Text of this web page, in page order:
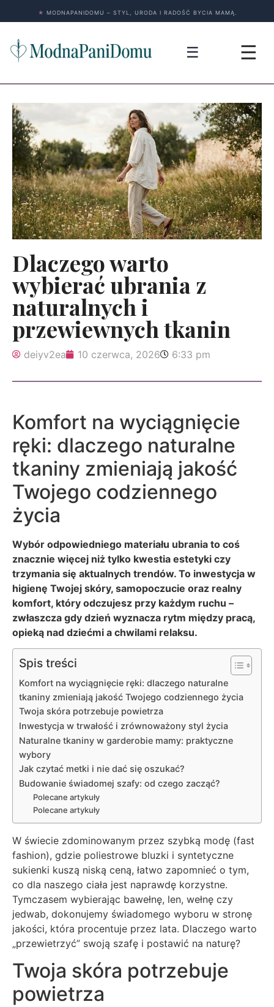
★ MODNAPANIDOMU – STYL, URODA I RADOŚĆ BYCIA MAMĄ.
☰ ☰
Dlaczego warto
wybierać ubrania z
naturalnych i
przewiewnych tkanin
deiyv2ea 10 czerwca, 2026 6:33 pm
Komfort na wyciągnięcie
ręki: dlaczego naturalne
tkaniny zmieniają jakość
Twojego codziennego
życia
Wybór odpowiedniego materiału ubrania to coś
znacznie więcej niż tylko kwestia estetyki czy
trzymania się aktualnych trendów. To inwestycja w
higienę Twojej skóry, samopoczucie oraz realny
komfort, który odczujesz przy każdym ruchu –
zwłaszcza gdy dzień wyznacza rytm między pracą,
opieką nad dziećmi a chwilami relaksu.
Spis treści
Komfort na wyciągnięcie ręki: dlaczego naturalne
tkaniny zmieniają jakość Twojego codziennego życia
Twoja skóra potrzebuje powietrza
Inwestycja w trwałość i zrównoważony styl życia
Naturalne tkaniny w garderobie mamy: praktyczne
wybory
Jak czytać metki i nie dać się oszukać?
Budowanie świadomej szafy: od czego zacząć?
Polecane artykuły
Polecane artykuły
W świecie zdominowanym przez szybką modę (fast
fashion), gdzie poliestrowe bluzki i syntetyczne
sukienki kuszą niską ceną, łatwo zapomnieć o tym,
co dla naszego ciała jest naprawdę korzystne.
Tymczasem wybierając bawełnę, len, wełnę czy
jedwab, dokonujemy świadomego wyboru w stronę
jakości, która procentuje przez lata. Dlaczego warto
„przewietrzyć” swoją szafę i postawić na naturę?
Twoja skóra potrzebuje
powietrza